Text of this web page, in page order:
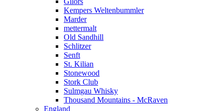
Kempers Weltenbummler
Marder
mettermalt
Old Sandhill
Schlitzer
Senft
St. Kilian
Stonewood
Stork Club
Sulmgau Whisky
Thousand Mountains - McRaven
England